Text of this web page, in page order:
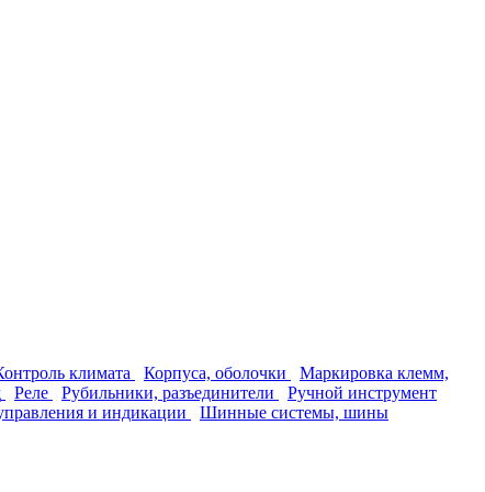
климата Корпуса, оболочки
Маркировка клемм,
Реле Рубильники, разъединители
Ручной инструмент
и индикации
Шинные системы, шины